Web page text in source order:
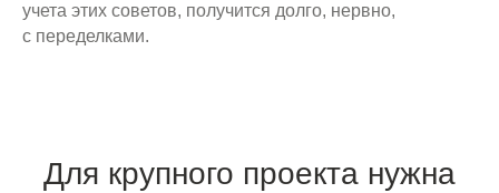
учета этих советов, получится долго, нервно,
с переделками.
Для крупного проекта нужна